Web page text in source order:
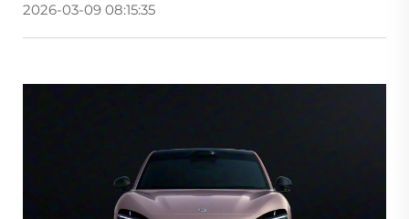
2026-03-09 08:15:35